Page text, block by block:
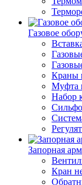
Газовое
Краны
Муфта
Набор
Запорная
Кран